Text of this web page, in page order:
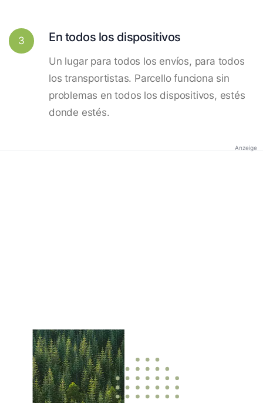
3 En todos los dispositivos
Un lugar para todos los envíos, para todos
los transportistas. Parcello funciona sin
problemas en todos los dispositivos, estés
donde estés.
Anzeige